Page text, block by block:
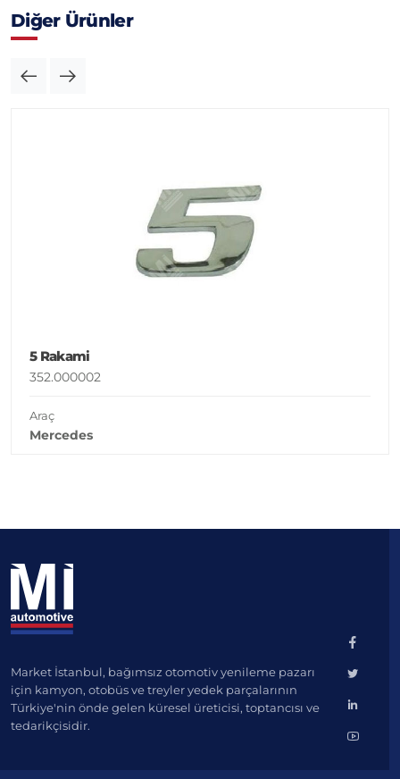
Diğer Ürünler
5 Rakami
352.000002
Araç
Mercedes
Market İstanbul, bağımsız otomotiv yenileme pazarı
için kamyon, otobüs ve treyler yedek parçalarının
Türkiye'nin önde gelen küresel üreticisi, toptancısı ve
tedarikçisidir.